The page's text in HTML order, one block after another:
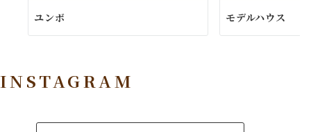
ユンボ モデルハウス
INSTAGRAM